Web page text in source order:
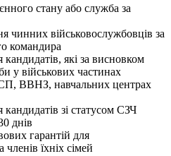
стану або служба за
чинних військовослужбовців за
командира
які за висновком
у військових частинах
ВВНЗ, навчальних центрах
зі статусом СЗЧ
днів
гарантій для
їхніх сімей